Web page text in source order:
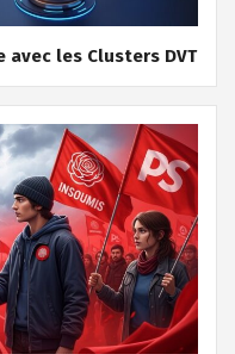
les Clusters DVT